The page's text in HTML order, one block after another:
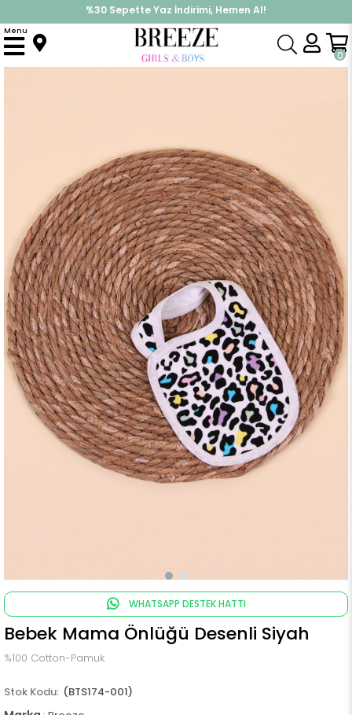
%30 Sepette Yaz İndirimi, Hemen Al!
İndirimlere ek %10 İndirimi Kap, Hemen Üye Ol!
0
Menu
Anasayfa Mama Önlüğü
WHATSAPP DESTEK HATTI
Bebek Mama Önlüğü Desenli Siyah
%100 Cotton-Pamuk
(BTS174-001)